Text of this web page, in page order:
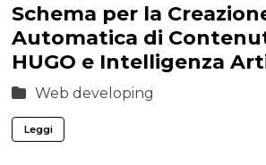
Schema per la
Automatica di
HUGO e Intelligenza
Web developing
Leggi